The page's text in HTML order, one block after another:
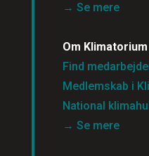
→ Se mere
Om Klimatorium
Find
Medlemskab i
National
→ Se mere